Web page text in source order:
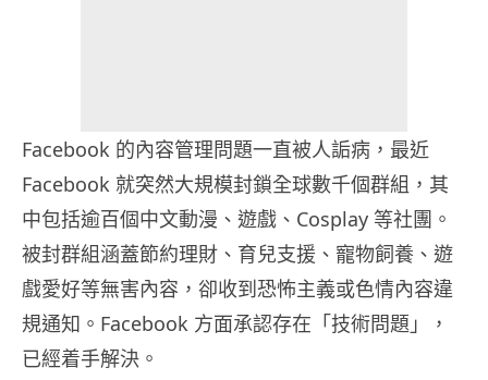
Facebook 的內容管理問題一直被人詬病，最近
Facebook 就突然大規模封鎖全球數千個群組，其
中包括逾百個中文動漫、遊戲、Cosplay 等社團。
被封群組涵蓋節約理財、育兒支援、寵物飼養、遊
戲愛好等無害內容，卻收到恐怖主義或色情內容違
規通知。Facebook 方面承認存在「技術問題」，
已經着手解決。